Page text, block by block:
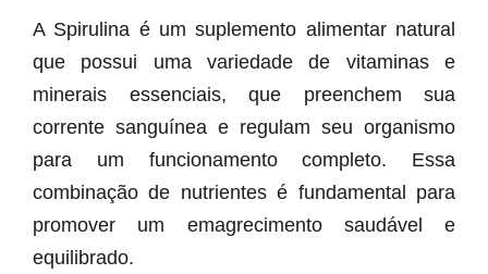
A Spirulina é um suplemento alimentar natural
que possui uma variedade de vitaminas e
minerais essenciais, que preenchem sua
corrente sanguínea e regulam seu organismo
para um funcionamento completo. Essa
combinação de nutrientes é fundamental para
promover um emagrecimento saudável e
equilibrado.